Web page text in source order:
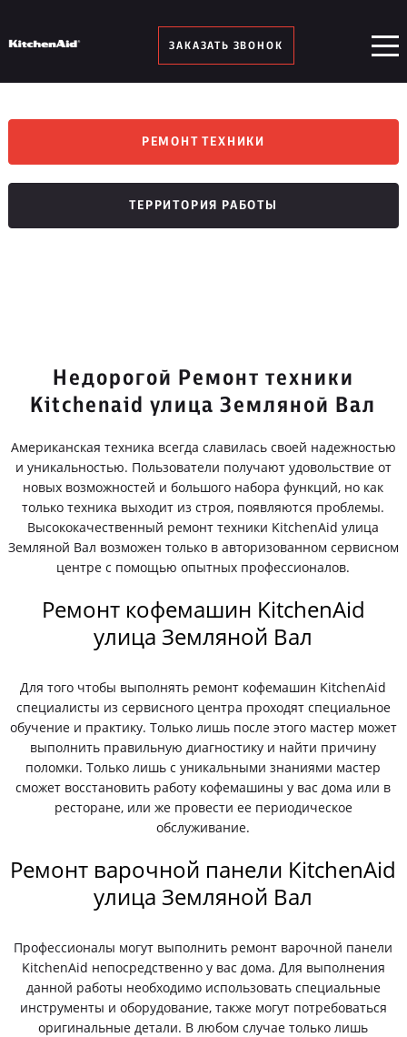
ЗАКАЗАТЬ ЗВОНОК
РЕМОНТ ТЕХНИКИ
ТЕРРИТОРИЯ РАБОТЫ
Недорогой Ремонт техники
Kitchenaid улица Земляной Вал
Американская техника всегда славилась своей надежностью
и уникальностью. Пользователи получают удовольствие от
новых возможностей и большого набора функций, но как
только техника выходит из строя, появляются проблемы.
Высококачественный ремонт техники KitchenAid улица
Земляной Вал возможен только в авторизованном сервисном
центре с помощью опытных профессионалов.
Ремонт кофемашин KitchenAid
улица Земляной Вал
Для того чтобы выполнять ремонт кофемашин KitchenAid
специалисты из сервисного центра проходят специальное
обучение и практику. Только лишь после этого мастер может
выполнить правильную диагностику и найти причину
поломки. Только лишь с уникальными знаниями мастер
сможет восстановить работу кофемашины у вас дома или в
ресторане, или же провести ее периодическое
обслуживание.
Ремонт варочной панели KitchenAid
улица Земляной Вал
Профессионалы могут выполнить ремонт варочной панели
KitchenAid непосредственно у вас дома. Для выполнения
данной работы необходимо использовать специальные
инструменты и оборудование, также могут потребоваться
оригинальные детали. В любом случае только лишь